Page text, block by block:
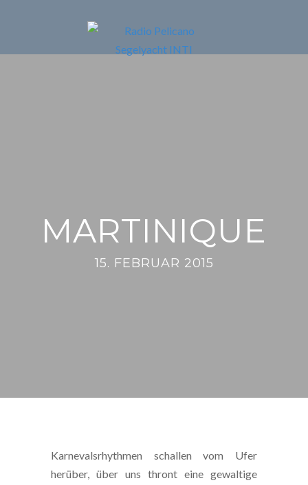
MARTINIQUE
15. FEBRUAR 2015
Karnevalsrhythmen schallen vom Ufer
herüber, über uns thront eine gewaltige